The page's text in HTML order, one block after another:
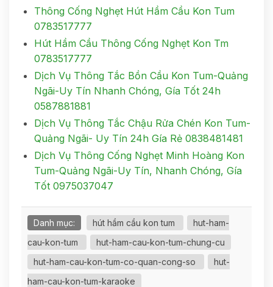
Thông Cống Nghẹt Hút Hầm Cầu Kon Tum
0783517777
Hút Hầm Cầu Thông Cống Nghẹt Kon Tm
0783517777
Dịch Vụ Thông Tắc Bồn Cầu Kon Tum-Quảng
Ngãi-Uy Tín Nhanh Chóng, Gía Tốt 24h
0587881881
Dịch Vụ Thông Tắc Chậu Rửa Chén Kon Tum-
Quảng Ngãi- Uy Tín 24h Gía Rẻ 0838481481
Dịch Vụ Thông Cống Nghẹt Minh Hoàng Kon
Tum-Quảng Ngãi-Uy Tín, Nhanh Chóng, Gía
Tốt 0975037047
Danh mục: hút hầm cầu kon tum
hut-ham-
cau-kon-tum
hut-ham-cau-kon-tum-chung-cu
hut-ham-cau-kon-tum-co-quan-cong-so
hut-
ham-cau-kon-tum-karaoke